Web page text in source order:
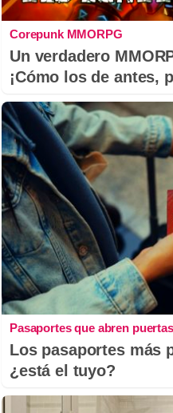
Corepunk MMORPG
Un verdadero
¡Cómo los de antes,
Pasaportes que abren puertas
Los pasaportes más
¿está el tuyo?